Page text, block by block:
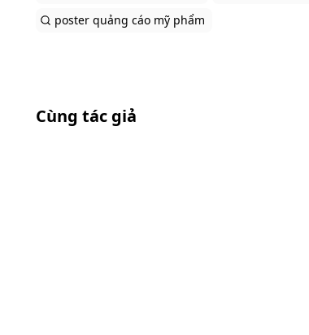
poster quảng cáo mỹ phẩm
Cùng tác giả